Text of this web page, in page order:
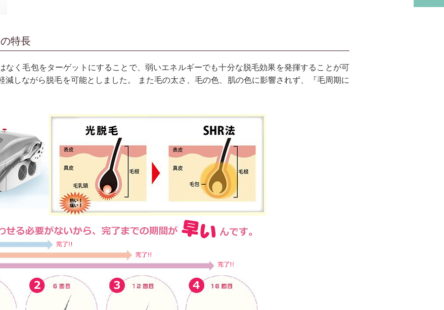
特長
なく毛包をターゲットにすることで、弱いエネルギーでも十分な脱毛効果を発揮することが可
減しながら脱毛を可能としました。 また毛の太さ、毛の色、肌の色に影響されず、『毛周期に